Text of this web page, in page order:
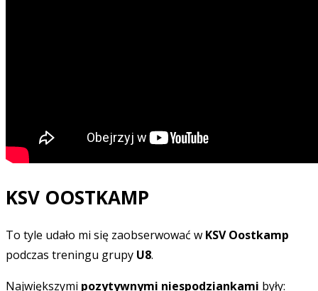
KSV OOSTKAMP
To tyle udało mi się zaobserwować w KSV Oostkamp
podczas treningu grupy U8.
Największymi pozytywnymi niespodziankami były: